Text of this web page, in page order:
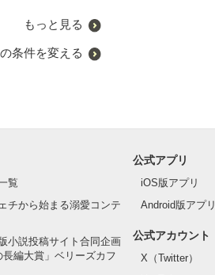
るのですが──。今更そんな
いでください～
もっと見る
条件を変える
覧
チから始まる溺愛コンテ
小説投稿サイト合同企画
長編大賞」ベリーズカフ
公式アプリ
iOS版アプリ
Android版アプリ
公式アカウント
X（Twitter）